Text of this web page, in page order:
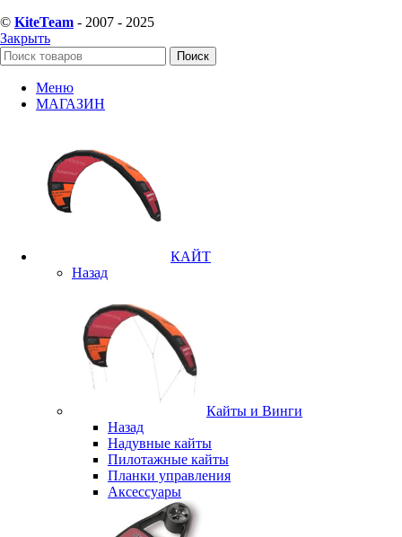
© KiteTeam - 2007 - 2025
Закрыть
Поиск
Меню
МАГАЗИН
КАЙТ
Назад
Кайты и Винги
Назад
Надувные кайты
Пилотажные кайты
Планки управления
Аксессуары